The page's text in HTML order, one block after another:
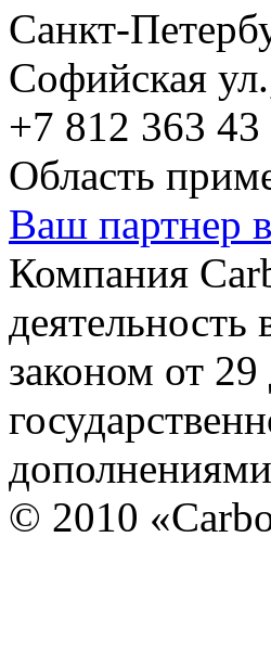
Санкт-
Софийская
+7 812 363 43
Область
Ваш партнер
Компания
законом от
© 2010